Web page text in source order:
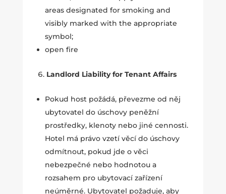
areas designated for smoking and
visibly marked with the appropriate
symbol;
open fire
Landlord Liability for Tenant Affairs
Pokud host požádá, převezme od něj
ubytovatel do úschovy peněžní
prostředky, klenoty nebo jiné cennosti.
Hotel má právo vzetí věcí do úschovy
odmítnout, pokud jde o věci
nebezpečné nebo hodnotou a
rozsahem pro ubytovací zařízení
neúměrné. Ubytovatel požaduje, aby